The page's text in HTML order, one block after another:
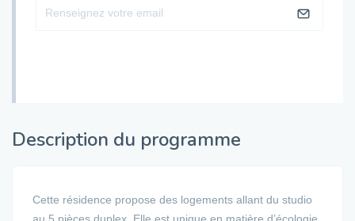
Description du programme
Cette résidence propose des logements allant du studio